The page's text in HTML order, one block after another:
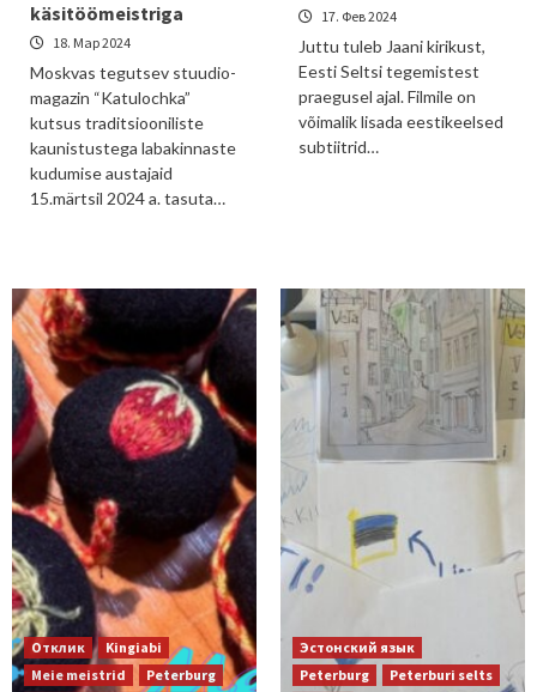
käsitöömeistriga
18. Мар 2024
Moskvas tegutsev stuudio-
magazin “Katulochka”
kutsus traditsiooniliste
kaunistustega labakinnaste
kudumise austajaid
15.märtsil 2024 a. tasuta…
17. Фев 2024
Juttu tuleb Jaani kirikust,
Eesti Seltsi tegemistest
praegusel ajal. Filmile on
võimalik lisada eestikeelsed
subtiitrid…
Отклик
Kingiabi
Meie meistrid
Peterburg
Эстонский язык
Peterburg
Peterburi selts